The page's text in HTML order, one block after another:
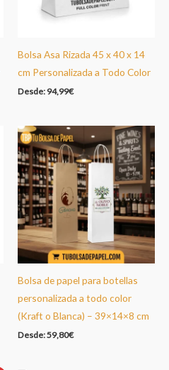
Bolsa Asa Rizada 45 x 40 x 14
cm Personalizada a Todo Color
Desde: 94,99€
Bolsa de papel para botellas
personalizada a todo color
(Kraft o Blanca) – 39×14×8 cm
Desde:59,80€